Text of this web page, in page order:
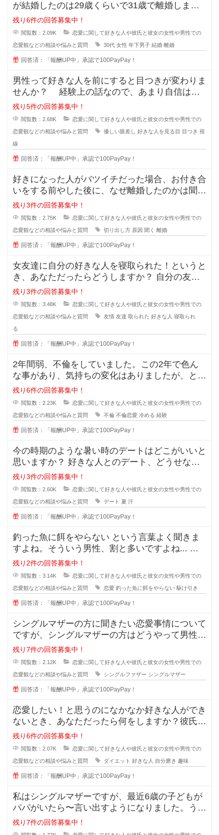
が結婚したのは29歳くらいで31歳で離婚しまし
たが、30歳の誕生日の時に元旦
残り6件の回答募集中！
閲覧数：2.09K 恋愛に関して好きな人や彼氏と彼女の女性や男性での
恋愛観などの相談や悩みと質問 30代 女性 年下男子 結婚 離婚
回答済：「報酬UP中」承認で100PayPay！
男性って好きな人を前にすると目つきが変わりま
せんか？ 経験上の話なので、あまり自信はな
いのですが... なんというか、
残り5件の回答募集中！
閲覧数：2.68K 恋愛に関して好きな人や彼氏と彼女の女性や男性での
恋愛観などの相談や悩みと質問 優しい眼差し 好きな人を見る目 目つき 視
線
回答済：「報酬UP中」承認で100PayPay！
好きになった人がバツイチだった場合、お付き合
いをする前やした後に、なぜ離婚したのかは聞き
ますか？ 離婚した原因を聞
残り3件の回答募集中！
閲覧数：2.75K 恋愛に関して好きな人や彼氏と彼女の女性や男性での
恋愛観などの相談や悩みと質問 切り出し方 原因 聞く 離婚
回答済：「報酬UP中」承認で100PayPay！
女友達に自分の好きな人を寝取られた！というと
き、あなただったらどうしますか？ 自分の友達
に好きな人の話をするのは女
残り3件の回答募集中！
閲覧数：3.48K 恋愛に関して好きな人や彼氏と彼女の女性や男性での
恋愛観などの相談や悩みと質問 友情 友達 取られた 好きな人 寝取られ
る
回答済：「報酬UP中」承認で100PayPay！
2年間弱、不倫をしていました。この2年で色ん
な事があり、気持ちの変化はありましたが、とに
かく彼の事が大好きで一緒にいれる
残り6件の回答募集中！
閲覧数：2.23K 恋愛に関して好きな人や彼氏と彼女の女性や男性での
恋愛観などの相談や悩みと質問 不倫 不倫恋愛 冷める 経験
回答済：「報酬UP中」承認で100PayPay！
今の時期のような暑い時のデートはどこがいいと
思いますか？ 好きな人とのデート、どうせなら
街を散策したりデートスポッ
残り3件の回答募集中！
閲覧数：2.60K 恋愛に関して好きな人や彼氏と彼女の女性や男性での
恋愛観などの相談や悩みと質問 デート 夏 汗
回答済：「報酬UP中」承認で100PayPay！
釣った魚に餌をやらない という言葉よく聞きま
すよね。そういう男性、割と多いですよね... な
ぜ付き合った途端に覚めたよう
残り2件の回答募集中！
閲覧数：3.14K 恋愛に関して好きな人や彼氏と彼女の女性や男性での
恋愛観などの相談や悩みと質問 恋愛 釣った魚に餌をやらない 駆け引き
回答済：「報酬UP中」承認で100PayPay！
シングルマザーの方に聞きたい恋愛事情について
ですが、シングルマザーの方はどうやって男性と
会う時間を作っているのでしょうか
残り7件の回答募集中！
閲覧数：2.12K 恋愛に関して好きな人や彼氏と彼女の女性や男性での
恋愛観などの相談や悩みと質問 シングルファザー シングルマザー
回答済：「報酬UP中」承認で100PayPay！
恋愛したい！と思うのになかなか好きな人ができ
ないとき、あなただったら何をしますか？彼氏が
欲しい！彼女がほしい！と思ってい
残り6件の回答募集中！
閲覧数：2.07K 恋愛に関して好きな人や彼氏と彼女の女性や男性での
恋愛観などの相談や悩みと質問 ダイエット 好きな人 自分磨き 趣味
回答済：「報酬UP中」承認で100PayPay！
私はシングルマザーですが、最近6歳の子どもが
パパがいたら〜言い出すようになりました。うち
ではもう元旦那との関係も完全に切
残り7件の回答募集中！